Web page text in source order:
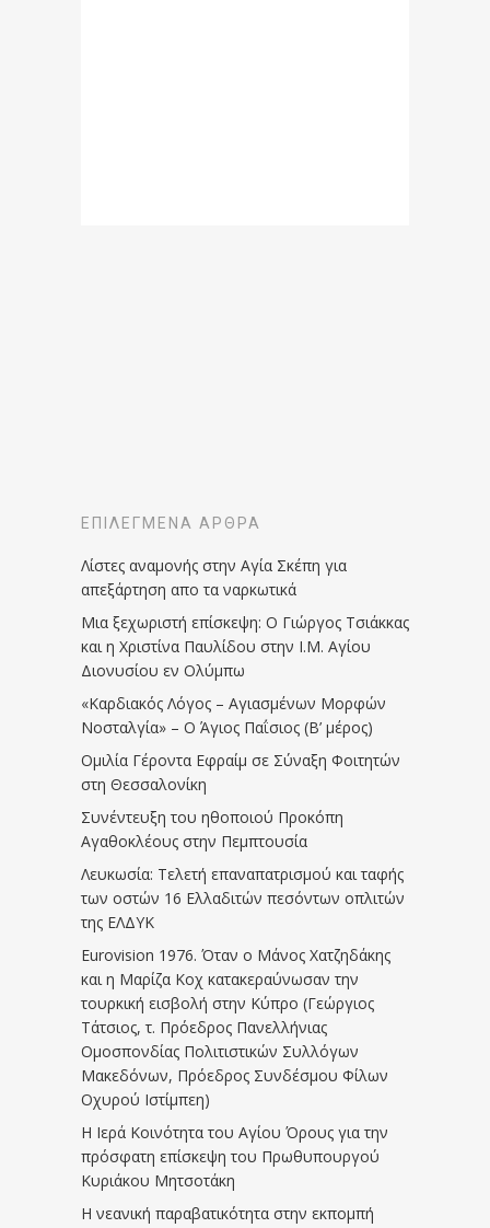
ΕΠΙΛΕΓΜΈΝΑ ΆΡΘΡΑ
Λίστες αναμονής στην Αγία Σκέπη για
απεξάρτηση απο τα ναρκωτικά
Μια ξεχωριστή επίσκεψη: Ο Γιώργος Τσιάκκας
και η Χριστίνα Παυλίδου στην Ι.Μ. Αγίου
Διονυσίου εν Ολύμπω
«Καρδιακός Λόγος – Αγιασμένων Μορφών
Νοσταλγία» – Ο Άγιος Παΐσιος (Β’ μέρος)
Ομιλία Γέροντα Εφραίμ σε Σύναξη Φοιτητών
στη Θεσσαλονίκη
Συνέντευξη του ηθοποιού Προκόπη
Αγαθοκλέους στην Πεμπτουσία
Λευκωσία: Τελετή επαναπατρισμού και ταφής
των οστών 16 Ελλαδιτών πεσόντων οπλιτών
της ΕΛΔΥΚ
Eurovision 1976. Όταν ο Μάνος Χατζηδάκης
και η Μαρίζα Κοχ κατακεραύνωσαν την
τουρκική εισβολή στην Κύπρο (Γεώργιος
Τάτσιος, τ. Πρόεδρος Πανελλήνιας
Ομοσπονδίας Πολιτιστικών Συλλόγων
Μακεδόνων, Πρόεδρος Συνδέσμου Φίλων
Οχυρού Ιστίμπεη)
Η Ιερά Κοινότητα του Αγίου Όρους για την
πρόσφατη επίσκεψη του Πρωθυπουργού
Κυριάκου Μητσοτάκη
Η νεανική παραβατικότητα στην εκπομπή